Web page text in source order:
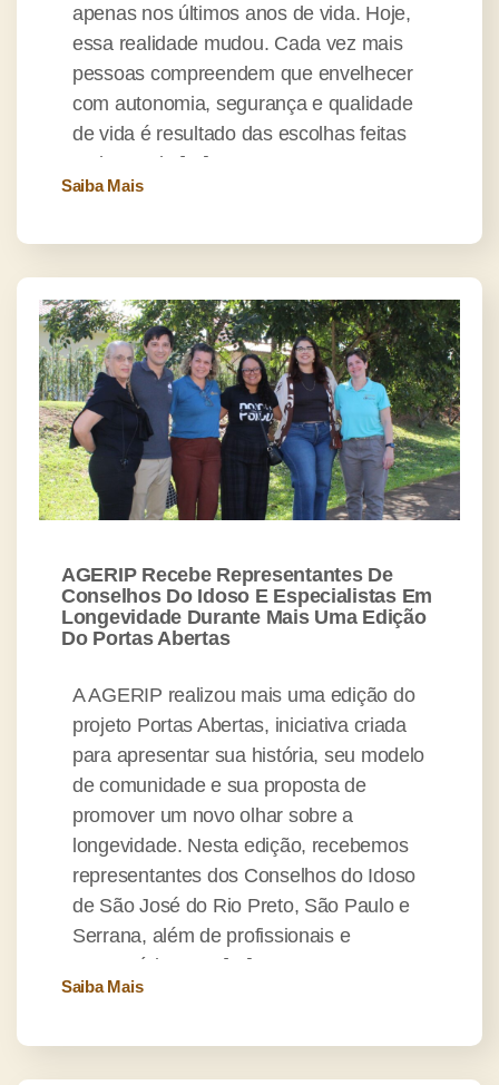
apenas nos últimos anos de vida. Hoje,
essa realidade mudou. Cada vez mais
pessoas compreendem que envelhecer
com autonomia, segurança e qualidade
de vida é resultado das escolhas feitas
ao longo da […]
Saiba Mais
AGERIP Recebe Representantes De
Conselhos Do Idoso E Especialistas Em
Longevidade Durante Mais Uma Edição
Do Portas Abertas
A AGERIP realizou mais uma edição do
projeto Portas Abertas, iniciativa criada
para apresentar sua história, seu modelo
de comunidade e sua proposta de
promover um novo olhar sobre a
longevidade. Nesta edição, recebemos
representantes dos Conselhos do Idoso
de São José do Rio Preto, São Paulo e
Serrana, além de profissionais e
empresários que […]
Saiba Mais